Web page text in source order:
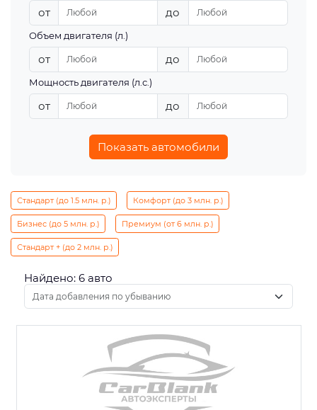
от до
Объем двигателя (л.)
от до
Мощность двигателя (л.с.)
от до
Показать автомобили
Стандарт (до 1.5 млн. р.) Комфорт (до 3 млн. р.)
Бизнес (до 5 млн. р.) Премиум (от 6 млн. р.)
Стандарт + (до 2 млн. р.)
Найдено: 6 авто